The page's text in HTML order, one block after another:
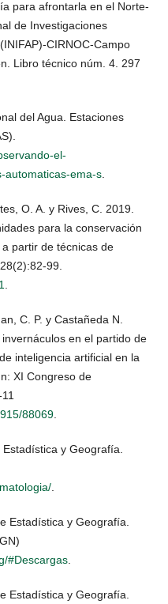
para afrontarla en el Norte-
de Investigaciones
CIRNOC-Campo
Libro técnico núm. 4. 297
del Agua. Estaciones
el-
automaticas-ema-s
O. A. y Rives, C. 2019.
para la conservación
partir de técnicas de
99.
C. P. y Castañeda N.
en el partido de
inteligencia artificial en la
XI Congreso de
88069
y Geografía.
Estadística y Geografía.
#Descargas
Estadística y Geografía.